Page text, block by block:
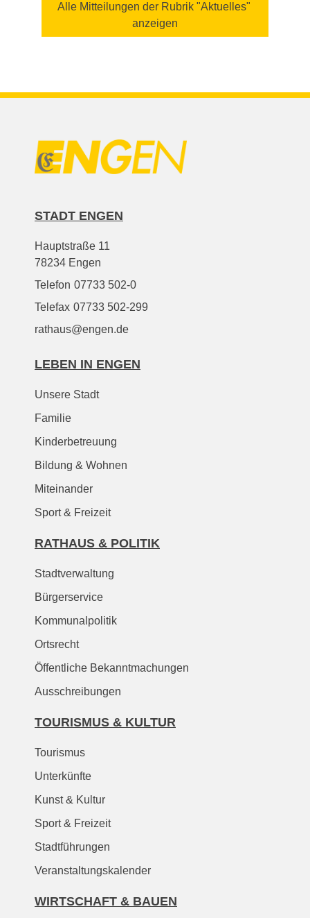
Alle Mitteilungen der Rubrik "Aktuelles"
anzeigen
STADT ENGEN
Hauptstraße 11
78234 Engen
Telefon 07733 502-0
Telefax 07733 502-299
rathaus@engen.de
LEBEN IN ENGEN
Unsere Stadt
Familie
Kinderbetreuung
Bildung & Wohnen
Miteinander
Sport & Freizeit
RATHAUS & POLITIK
Stadtverwaltung
Bürgerservice
Kommunalpolitik
Ortsrecht
Öffentliche Bekanntmachungen
Ausschreibungen
TOURISMUS & KULTUR
Tourismus
Unterkünfte
Kunst & Kultur
Sport & Freizeit
Stadtführungen
Veranstaltungskalender
WIRTSCHAFT & BAUEN